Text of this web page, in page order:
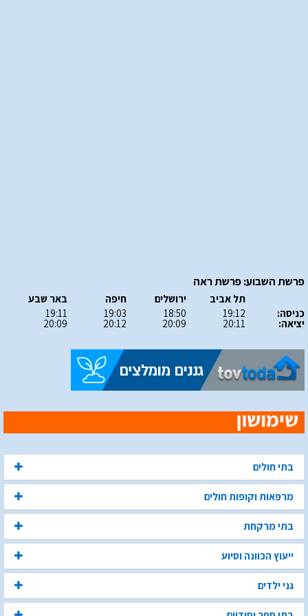
פרשת השבוע: פרשת ראה
כניסה:
יציאה:
תל אביב
19:12
20:11
ירושלים
18:50
20:09
חיפה
19:03
20:12
באר שבע
19:11
20:09
בתי חולים
מרפאות וקופות חולים
בתי מרקחת
ייעוץ הכוונה וסיוע
גני ילדים